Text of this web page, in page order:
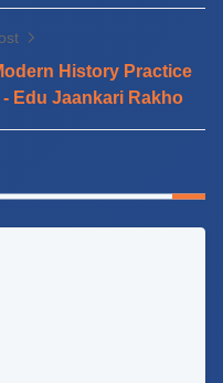
Modern History Practice
Edu Jaankari Rakho